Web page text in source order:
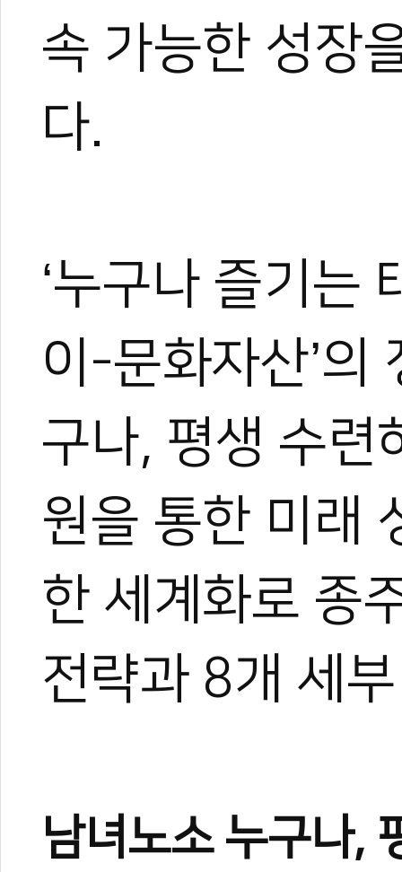
속 가능한 성장
다.
‘누구나 즐기는
이-문화자산’의
구나, 평생 수련
원을 통한 미래
한 세계화로 종
전략과 8개 세
남녀노소 누구나,